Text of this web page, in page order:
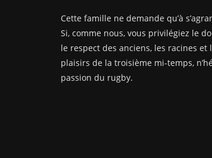
Cette famille ne demande qu’à
Si, comme nous, vous privilégiez le
le respect des anciens, les racines et
plaisirs de la troisième mi-temps,
passion du rugby.